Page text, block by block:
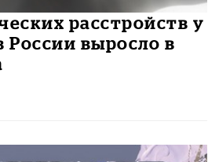
расстройств у
России выросло в